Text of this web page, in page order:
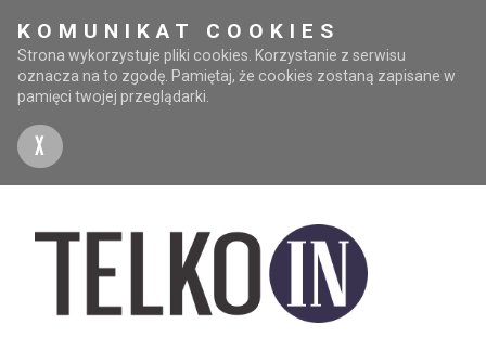
KOMUNIKAT COOKIES
Strona wykorzystuje pliki cookies. Korzystanie z serwisu
oznacza na to zgodę. Pamiętaj, że cookies zostaną zapisane w
pamięci twojej przeglądarki.
X